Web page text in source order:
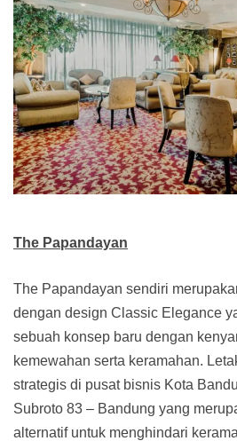
The Papandayan
The Papandayan sendiri
dengan design Classic Elegance
sebuah konsep baru dengan
kemewahan serta keramahan.
strategis di pusat bisnis Kota
Subroto 83 – Bandung yang
alternatif untuk menghindari